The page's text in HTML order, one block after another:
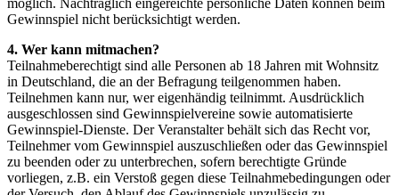
Gewinnspiel nicht berücksichtigt werden.
4. Wer kann mitmachen?
Teilnahmeberechtigt sind alle Personen ab 18 Jahren mit Wohnsitz
in Deutschland, die an der Befragung teilgenommen haben.
Teilnehmen kann nur, wer eigenhändig teilnimmt. Ausdrücklich
ausgeschlossen sind Gewinnspielvereine sowie automatisierte
Gewinnspiel-Dienste. Der Veranstalter behält sich das Recht vor,
Teilnehmer vom Gewinnspiel auszuschließen oder das Gewinnspiel
zu beenden oder zu unterbrechen, sofern berechtigte Gründe
vorliegen, z.B. ein Verstoß gegen diese Teilnahmebedingungen oder